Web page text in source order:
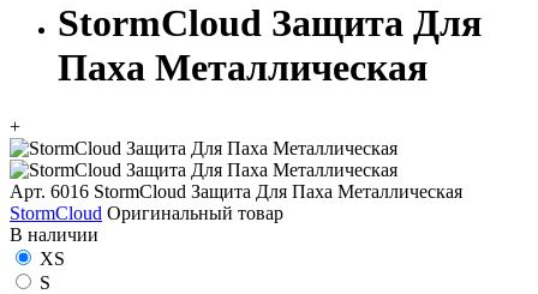
StormCloud Защита Для
Паха Металлическая
+
Арт. 6016 StormCloud Защита Для Паха Металлическая
StormCloud Оригинальный товар
В наличии
XS
S